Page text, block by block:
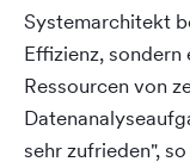
Systemarchitekt
Effizienz,
Ressourcen von
sehr zufrieden",